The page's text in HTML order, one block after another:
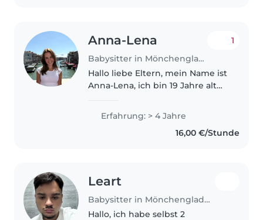
Anna-Lena
Babysitter in Mönchengladbach
1
Hallo liebe Eltern, mein Name ist
Anna-Lena, ich bin 19 Jahre alt
Mönchengladbach
(Neuwerk/Bettrath). Ich biete
zuverlässige und liebevolle
Erfahrung: > 4 Jahre
16,00 €/Stunde
Leart
Babysitter in Mönchengladbach
Hallo, ich habe selbst 2